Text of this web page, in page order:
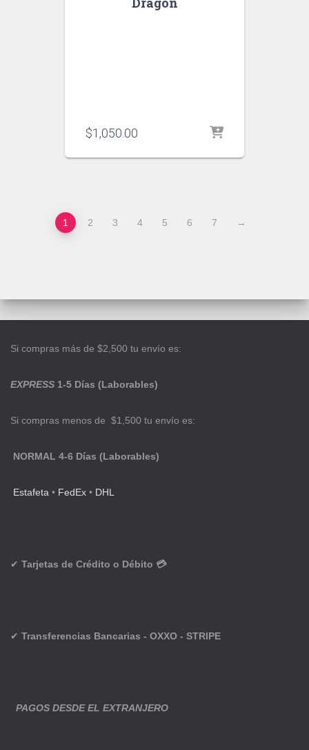
$1,050.00
1 2 3 4 5 6 7 →
Si compras más de $2,500 tu envío es:
EXPRESS 1-5 Días (Laborables)
Si compras menos de $1,500 tu envío es:
NORMAL 4-6 Días (Laborables)
Estafeta • FedEx • DHL
✔ Tarjetas de Crédito o Débito 💳
✔ Transferencias Bancarias - OXXO - STRIPE
PAGOS DESDE EL EXTRANJERO